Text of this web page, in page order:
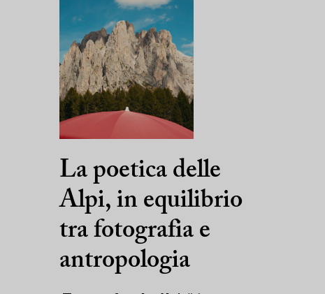
La poetica delle
Alpi, in equilibrio
tra fotografia e
antropologia